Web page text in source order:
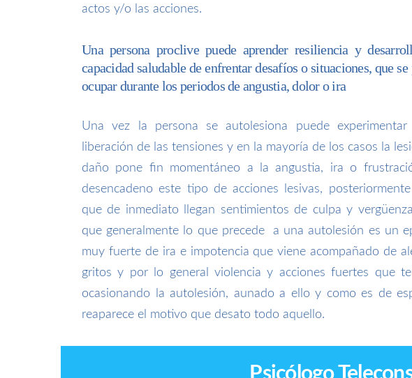
actos y/o las acciones.
Una persona proclive puede aprender resiliencia y
capacidad saludable de enfrentar desafíos o situaciones, que se
ocupar durante los periodos de angustia, dolor o ira
Una vez la persona se autolesiona puede experimentar
liberación de las tensiones y en la mayoría de los casos la
daño pone fin momentáneo a la angustia, ira o
desencadeno este tipo de acciones lesivas,
que de inmediato llegan sentimientos de culpa y
que generalmente lo que precede a una autolesión es un
muy fuerte de ira e impotencia que viene acompañado de
gritos y por lo general violencia y acciones fuertes que
ocasionando la autolesión, aunado a ello y como es de
reaparece el motivo que desato todo aquello.
Psicólogo